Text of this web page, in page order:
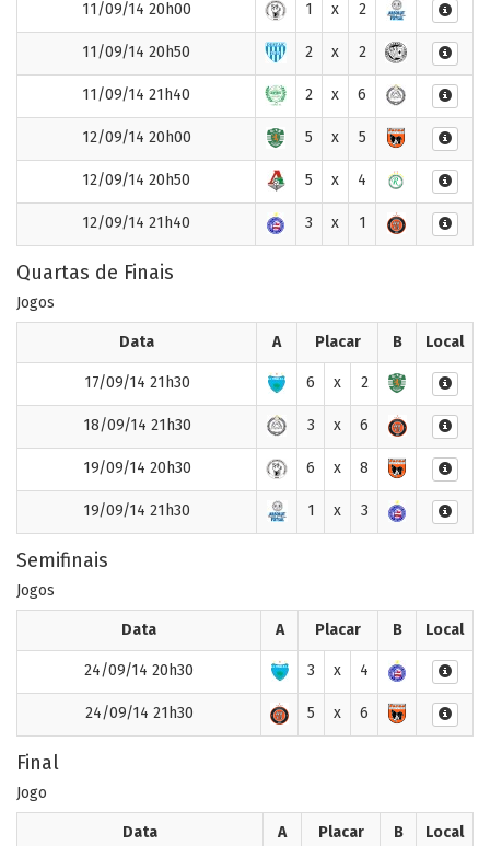
11/09/14 20h00 1 x 2
11/09/14 20h50 2 x 2
11/09/14 21h40 2 x 6
12/09/14 20h00 5 x 5
12/09/14 20h50 5 x 4
12/09/14 21h40 3 x 1
Quartas de Finais
Jogos
Data A Placar B Local
17/09/14 21h30 6 x 2
18/09/14 21h30 3 x 6
19/09/14 20h30 6 x 8
19/09/14 21h30 1 x 3
Semifinais
Jogos
Data A Placar B Local
24/09/14 20h30 3 x 4
24/09/14 21h30 5 x 6
Final
Jogo
Data A Placar B Local